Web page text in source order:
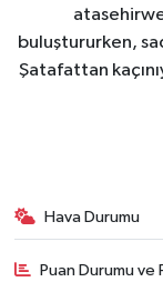
buluştururken,
Şatafattan
Hava Durumu
Puan Durumu ve